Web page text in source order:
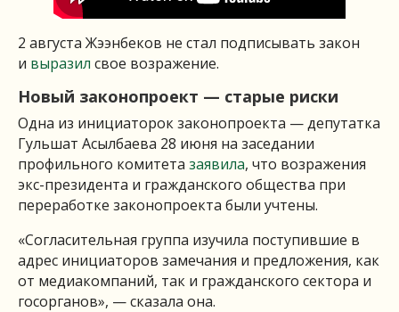
2 августа Жээнбеков не стал подписывать закон
и выразил свое возражение.
Новый законопроект — старые риски
Одна из инициаторок законопроекта — депутатка
Гульшат Асылбаева 28 июня на заседании
профильного комитета заявила, что возражения
экс-президента и гражданского общества при
переработке законопроекта были учтены.
«Согласительная группа изучила поступившие в
адрес инициаторов замечания и предложения, как
от медиакомпаний, так и гражданского сектора и
госорганов», — сказала она.